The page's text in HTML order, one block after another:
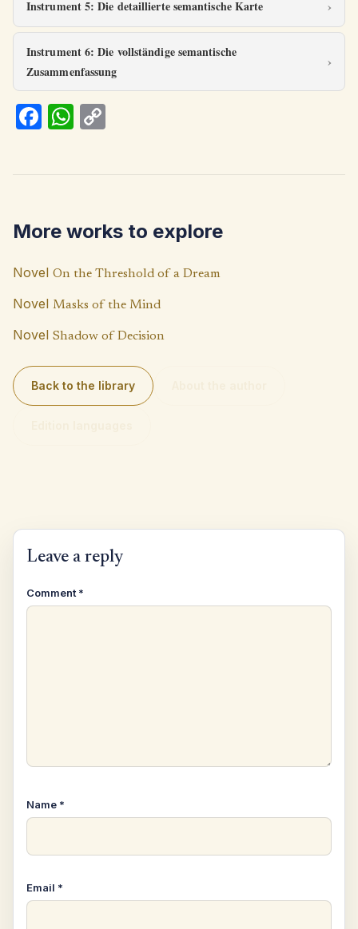
Instrument 5: Die detaillierte semantische Karte
Instrument 6: Die vollständige semantische
Zusammenfassung
Fa
k
W
p
p
Li
n
k
More works to explore
Novel On the Threshold of a Dream
Novel Masks of the Mind
Novel Shadow of Decision
Back to the library
Leave a reply
Comment *
Name *
Email *